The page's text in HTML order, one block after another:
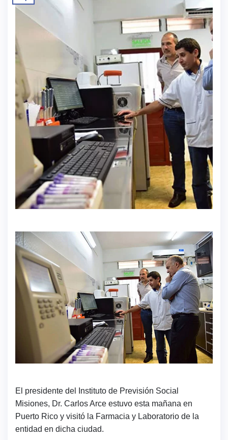
El presidente del Instituto de Previsión Social
Misiones, Dr. Carlos Arce estuvo esta mañana en
Puerto Rico y visitó la Farmacia y Laboratorio de la
entidad en dicha ciudad.